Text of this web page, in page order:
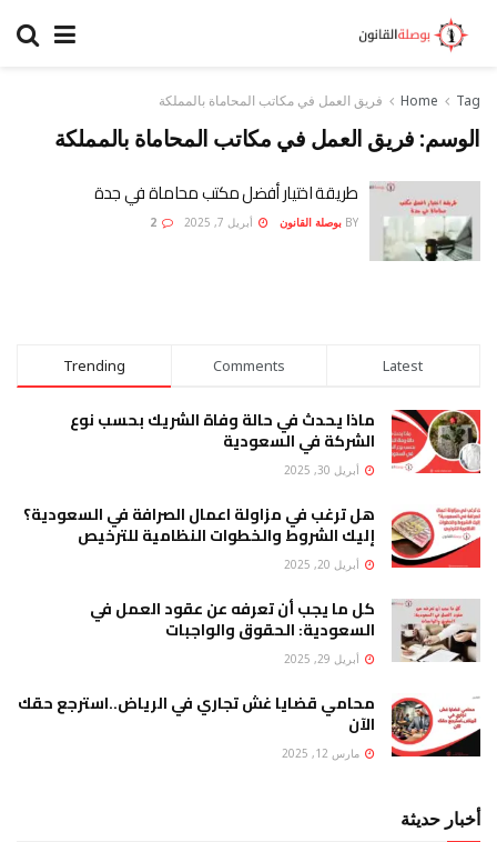
Home Tag فريق العمل في مكاتب المحاماة بالمملكة
الوسم: فريق العمل في مكاتب المحاماة بالمملكة
طريقة اختيار أفضل مكتب محاماة في جدة
BY بوصلة القانون أبريل 7, 2025
Trending Comments Latest
ماذا يحدث في حالة وفاة الشريك بحسب نوع
الشركة في السعودية
أبريل 30, 2025
هل ترغب في مزاولة اعمال الصرافة في السعودية؟
إليك الشروط والخطوات النظامية للترخيص
أبريل 20, 2025
كل ما يجب أن تعرفه عن عقود العمل في
السعودية: الحقوق والواجبات
أبريل 29, 2025
محامي قضايا غش تجاري في الرياض..استرجع حقك
الآن
مارس 12, 2025
أخبار حديثة